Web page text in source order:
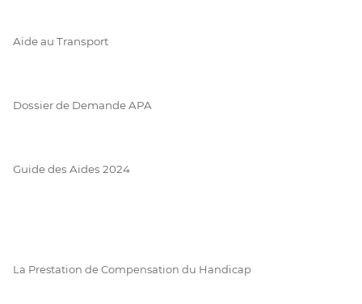
Aide au Transport
Dossier de Demande APA
Guide des Aides 2024
La Prestation de Compensation du Handicap